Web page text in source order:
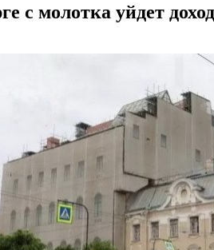
с молотка уйдет